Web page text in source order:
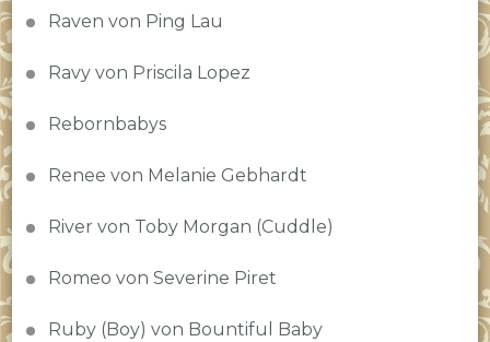
Raven von Ping Lau
Ravy von Priscila Lopez
Rebornbabys
Renee von Melanie Gebhardt
River von Toby Morgan (Cuddle)
Romeo von Severine Piret
Ruby (Boy) von Bountiful Baby